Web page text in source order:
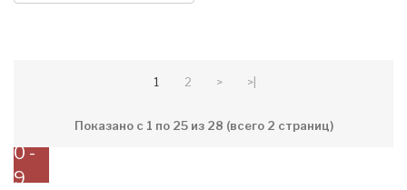
1 2 > >|
Показано с 1 по 25 из 28 (всего 2 страниц)
0 -
9